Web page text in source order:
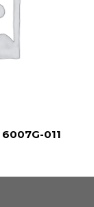
6007G-011